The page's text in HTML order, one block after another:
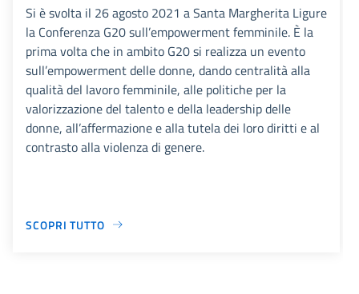
Si è svolta il 26 agosto 2021 a Santa Margherita Ligure
la Conferenza G20 sull’empowerment femminile. È la
prima volta che in ambito G20 si realizza un evento
sull’empowerment delle donne, dando centralità alla
qualità del lavoro femminile, alle politiche per la
valorizzazione del talento e della leadership delle
donne, all’affermazione e alla tutela dei loro diritti e al
contrasto alla violenza di genere.
SCOPRI TUTTO